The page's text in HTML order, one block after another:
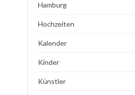
Hamburg
Hochzeiten
Kalender
Kinder
Künstler